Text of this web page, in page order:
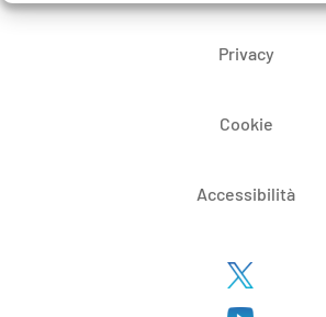
Privacy
Cookie
Accessibilità